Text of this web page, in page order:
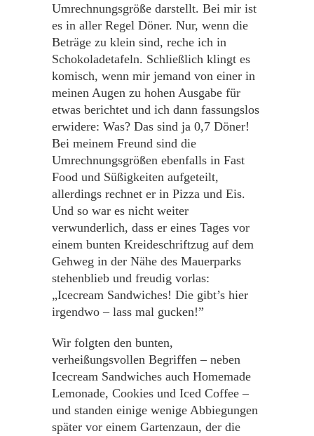
Umrechnungsgröße darstellt. Bei mir ist
es in aller Regel Döner. Nur, wenn die
Beträge zu klein sind, reche ich in
Schokoladetafeln. Schließlich klingt es
komisch, wenn mir jemand von einer in
meinen Augen zu hohen Ausgabe für
etwas berichtet und ich dann fassungslos
erwidere: Was? Das sind ja 0,7 Döner!
Bei meinem Freund sind die
Umrechnungsgrößen ebenfalls in Fast
Food und Süßigkeiten aufgeteilt,
allerdings rechnet er in Pizza und Eis.
Und so war es nicht weiter
verwunderlich, dass er eines Tages vor
einem bunten Kreideschriftzug auf dem
Gehweg in der Nähe des Mauerparks
stehenblieb und freudig vorlas:
„Icecream Sandwiches! Die gibt’s hier
irgendwo – lass mal gucken!”
Wir folgten den bunten,
verheißungsvollen Begriffen – neben
Icecream Sandwiches auch Homemade
Lemonade, Cookies und Iced Coffee –
und standen einige wenige Abbiegungen
später vor einem Gartenzaun, der die